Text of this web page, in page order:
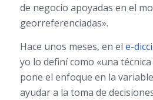
de negocio apoyadas en el
georreferenciadas».
Hace unos meses, en el e-
yo lo definí como «una
pone el enfoque en la
ayudar a la toma de